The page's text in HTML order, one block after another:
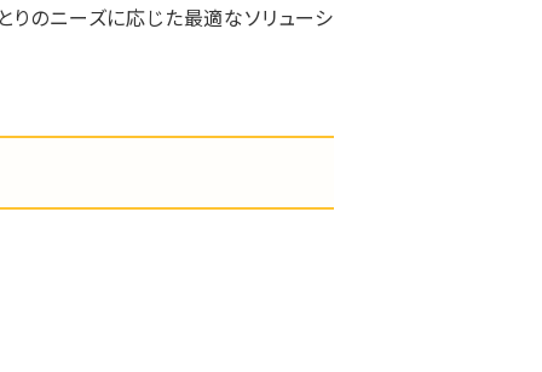
りのニーズに応じた最適なソリューシ